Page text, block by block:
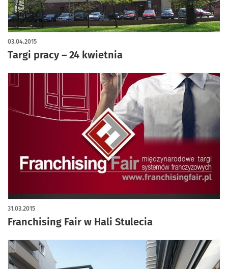
Targi pracy – 24 kwietnia
03.04.2015
Franchising Fair w Hali Stulecia
31.03.2015